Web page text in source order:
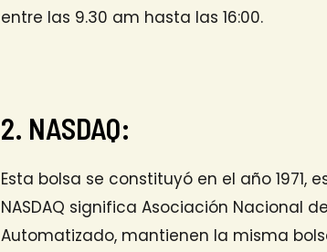
entre las 9.30 am hasta las 16:00.
2. NASDAQ:
Esta bolsa se constituyó en el año 1971,
NASDAQ significa Asociación Nacional
Automatizado, mantienen la misma